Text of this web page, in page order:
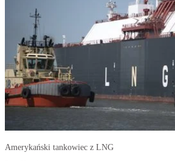
Amerykański tankowiec z LNG